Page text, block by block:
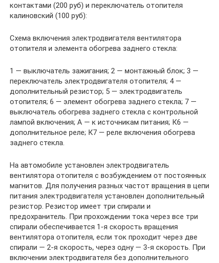
контактами (200 руб) и переключатель отопителя
калиновский (100 руб):
Схема включения электродвигателя вентилятора
отопителя и элемента обогрева заднего стекла:
1 — выключатель зажигания; 2 — монтажный блок; 3 —
переключатель электродвигателя отопителя; 4 —
дополнительный резистор; 5 — электродвигатель
отопителя; 6 — элемент обогрева заднего стекла; 7 —
выключатель обогрева заднего стекла с контрольной
лампой включения; А — к источникам питания; К6 —
дополнительное реле; К7 — реле включения обогрева
заднего стекла.
На автомобиле установлен электродвигатель
вентилятора отопителя с возбуждением от постоянных
магнитов. Для получения разных частот вращения в цепи
питания электродвигателя установлен дополнительный
резистор. Резистор имеет три спирали и
предохранитель. При прохождении тока через все три
спирали обеспечивается 1-я скорость вращения
вентилятора отопителя, если ток проходит через две
спирали — 2-я скорость, через одну — 3-я скорость. При
включении электродвигателя без дополнительного